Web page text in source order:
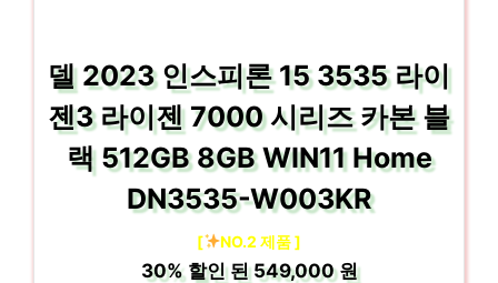
델 2023 인스피론 15 3535 라이
젠3 라이젠 7000 시리즈 카본 블
랙 512GB 8GB WIN11 Home
DN3535-W003KR
[ NO.2 제품 ]
30%할인 된549,000 원